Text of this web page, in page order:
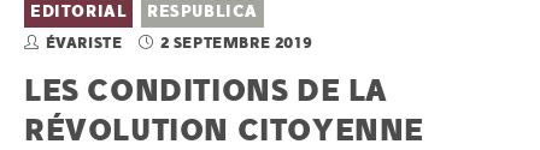
EDITORIAL RESPUBLICA
ÉVARISTE 2 SEPTEMBRE 2019
LES CONDITIONS DE LA
RÉVOLUTION CITOYENNE